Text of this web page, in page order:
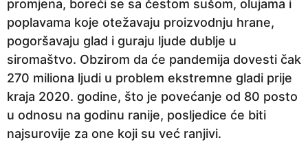
promjena, boreći se sa čestom sušom, olujama i
poplavama koje otežavaju proizvodnju hrane,
pogoršavaju glad i guraju ljude dublje u
siromaštvo. Obzirom da će pandemija dovesti čak
270 miliona ljudi u problem ekstremne gladi prije
kraja 2020. godine, što je povećanje od 80 posto
u odnosu na godinu ranije, posljedice će biti
najsurovije za one koji su već ranjivi.